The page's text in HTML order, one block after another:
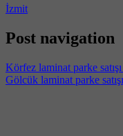
İzmit
Post navigation
Körfez laminat parke
Gölcük laminat parke